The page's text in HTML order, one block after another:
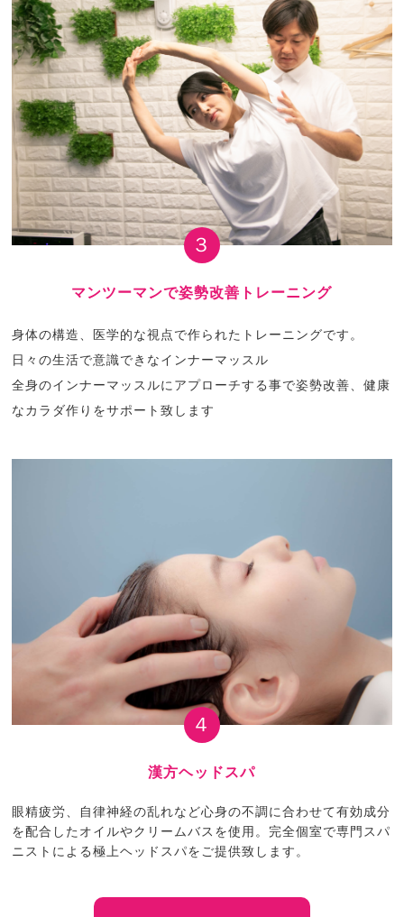
３
マンツーマンで姿勢改善トレーニング
身体の構造、医学的な視点で作られたトレーニングです。
日々の生活で意識できなインナーマッスル
全身のインナーマッスルにアプローチする事で姿勢改善、健康
なカラダ作りをサポート致します
４
漢方ヘッドスパ
眼精疲労、自律神経の乱れなど心身の不調に合わせて有効成分
を配合したオイルやクリームバスを使用。完全個室で専門スパ
ニストによる極上ヘッドスパをご提供致します。